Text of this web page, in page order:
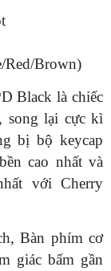
Red/Brown)
Black là chiếc
song lại cực kì
bị bộ keycap
cao nhất và
với Cherry
Bàn phím cơ
giác bấm gần